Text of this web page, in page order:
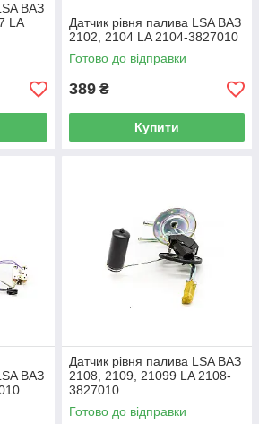
ВАЗ
LA
Датчик рівня палива LSA ВАЗ
2102, 2104 LA 2104-3827010
Готово до відправки
389 ₴
Купити
ВАЗ
Датчик рівня палива LSA ВАЗ
2108, 2109, 21099 LA 2108-
3827010
Готово до відправки